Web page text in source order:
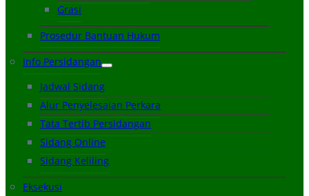
Grasi
Prosedur Bantuan Hukum
Info Persidangan
Jadwal Sidang
Alur Penyelesaian Perkara
Tata Tertib Persidangan
Sidang Online
Sidang Keliling
Eksekusi